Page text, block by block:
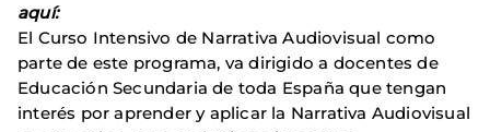
aquí:
El Curso Intensivo de Narrativa Audiovisual como
parte de este programa, va dirigido a docentes de
Educación Secundaria de toda España que tengan
interés por aprender y aplicar la Narrativa Audiovisual